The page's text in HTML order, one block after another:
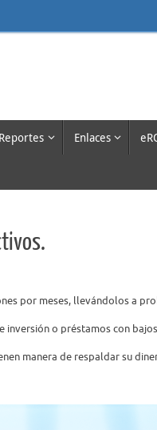
Reportes Enlaces
por meses, llevándolos a
inversión o préstamos con
manera de respaldar su